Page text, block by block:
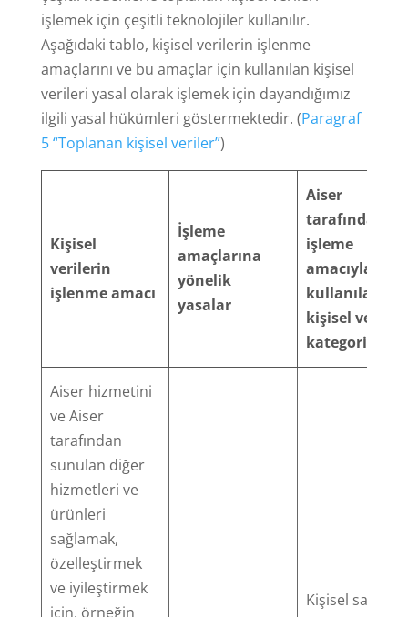
işlemek için çeşitli teknolojiler kullanılır.
Aşağıdaki tablo, kişisel verilerin işlenme
amaçlarını ve bu amaçlar için kullanılan kişisel
verileri yasal olarak işlemek için dayandığımız
ilgili yasal hükümleri göstermektedir. (Paragraf
5 “Toplanan kişisel veriler”)
Kişisel
verilerin
işlenme amacı
İşleme
amaçlarına
yönelik
yasalar
Aiser
tarafından
işleme
amacıyla
kullanılan
kişisel veri
kategorileri
Aiser hizmetini
ve Aiser
tarafından
sunulan diğer
hizmetleri ve
ürünleri
sağlamak,
özelleştirmek
ve iyileştirmek
için, örneğin
Kişisel sağlık